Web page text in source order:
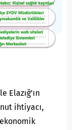
Elazığ’ın
ihtiyacı,